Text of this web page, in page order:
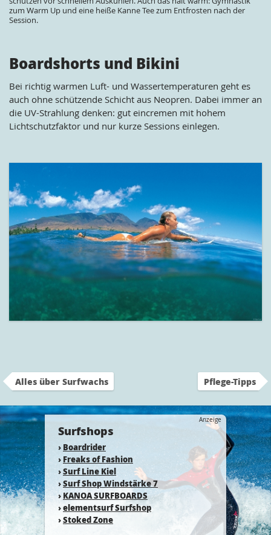
zum Warm Up und eine heiße Kanne Tee zum Entfrosten nach der
Session.
Boardshorts und Bikini
Bei richtig warmen Luft- und Wassertemperaturen geht es
auch ohne schützende Schicht aus Neopren. Dabei immer an
die UV-Strahlung denken: gut eincremen mit hohem
Lichtschutzfaktor und nur kurze Sessions einlegen.
Alles über Surfwachs Pflege-Tipps
Anzeige
Surfshops
› Boardrider
› Freaks of Fashion
›Surf Line Kiel
›Surf Shop Windstärke 7
› KANOA SURFBOARDS
›elementsurf Surfshop
›Stoked Zone